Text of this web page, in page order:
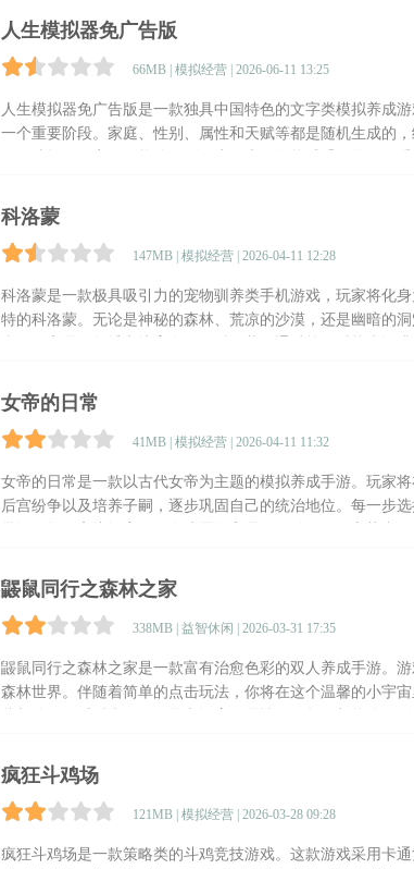
人生模拟器免广告版
66MB | 模拟经营 | 2026-06-11 13:25
人生模拟器免广告版是一款独具中国特色的文字类模拟养成
一个重要阶段。家庭、性别、属性和天赋等都是随机生成的
科洛蒙
147MB | 模拟经营 | 2026-04-11 12:28
科洛蒙是一款极具吸引力的宠物驯养类手机游戏，玩家将化
特的科洛蒙。无论是神秘的森林、荒凉的沙漠，还是幽暗的
女帝的日常
41MB | 模拟经营 | 2026-04-11 11:32
女帝的日常是一款以古代女帝为主题的模拟养成手游。玩家
后宫纷争以及培养子嗣，逐步巩固自己的统治地位。每一步
鼹鼠同行之森林之家
338MB | 益智休闲 | 2026-03-31 17:35
鼹鼠同行之森林之家是一款富有治愈色彩的双人养成手游。
森林世界。伴随着简单的点击玩法，你将在这个温馨的小宇
疯狂斗鸡场
121MB | 模拟经营 | 2026-03-28 09:28
疯狂斗鸡场是一款策略类的斗鸡竞技游戏。这款游戏采用卡